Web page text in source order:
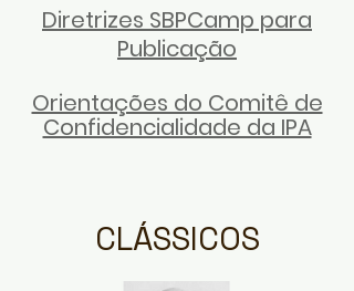
Diretrizes SBPCamp para
Publicação
Orientações do Comitê de
Confidencialidade da IPA
CLÁSSICOS